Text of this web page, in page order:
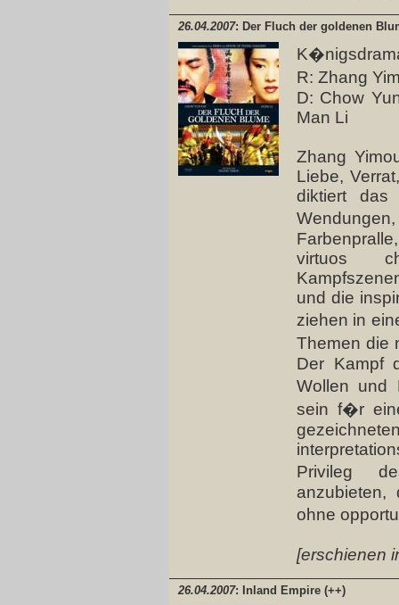
26.04.2007: Der Fluch der goldenen
R: Zhang
D: Chow
Man Li
Zhang
Liebe,
diktiert das
virtuos
und die
ziehen in
Themen die
Der Kampf
Wollen
sein f�r
Privileg
anzubieten,
ohne
[erschienen
26.04.2007: Inland Empire (++)